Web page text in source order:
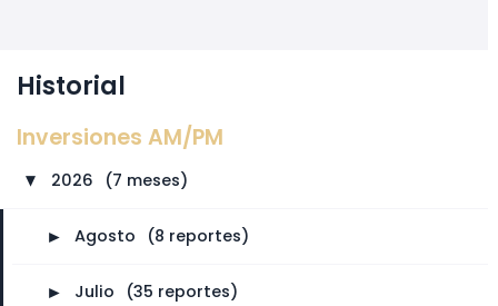
Historial
Inversiones AM/PM
► 2026 (7 meses)
► Agosto (8 reportes)
► Julio (35 reportes)